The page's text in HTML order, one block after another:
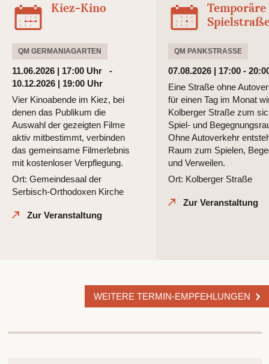
Kiez-Kino
QM GERMANIAGARTEN
11.06.2026 | 17:00 Uhr -
10.12.2026 | 19:00 Uhr
Vier Kinoabende im Kiez, bei
denen das Publikum die
Auswahl der gezeigten Filme
aktiv mitbestimmt, verbinden
das gemeinsame Filmerlebnis
mit kostenloser Verpflegung.
Ort: Gemeindesaal der
Serbisch-Orthodoxen Kirche
Zur Veranstaltung
Temporäre
QM PANKSTRASSE
07.08.2026 | 17:00 -
Eine Straße ohne
für einen Tag im Monat
Kolberger Straße zum
Spiel- und
Ohne Autoverkehr
Raum zum Spielen,
und Verweilen.
Ort: Kolberger Straße
Zur Veranstaltung
WEITERE TERMIN-EMPFEHLUNGEN